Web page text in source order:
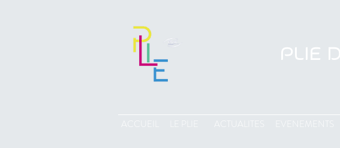
PLIE
ACTUALITES EVENEMENTS